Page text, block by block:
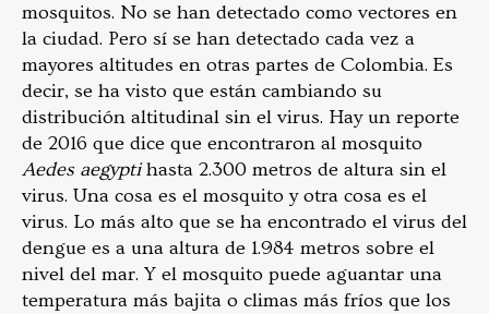
mosquitos. No se han detectado como vectores en
la ciudad. Pero sí se han detectado cada vez a
mayores altitudes en otras partes de Colombia. Es
decir, se ha visto que están cambiando su
distribución altitudinal sin el virus. Hay un reporte
de 2016 que dice que encontraron al mosquito
Aedes aegyptihasta 2.300 metros de altura sin el
virus. Una cosa es el mosquito y otra cosa es el
virus. Lo más alto que se ha encontrado el virus del
dengue es a una altura de 1.984 metros sobre el
nivel del mar. Y el mosquito puede aguantar una
temperatura más bajita o climas más fríos que los